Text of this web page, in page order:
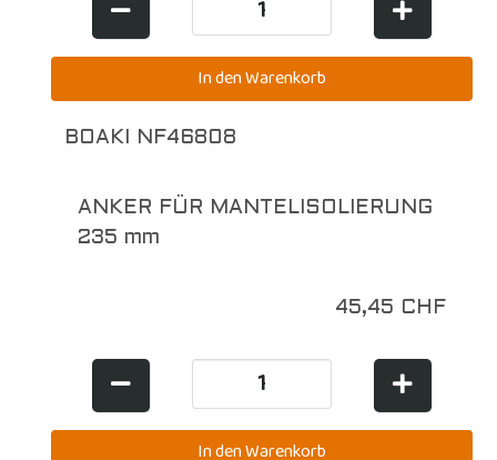
BOAKI NF46808
ANKER FÜR MANTELISOLIERUNG
235 mm
45,45 CHF